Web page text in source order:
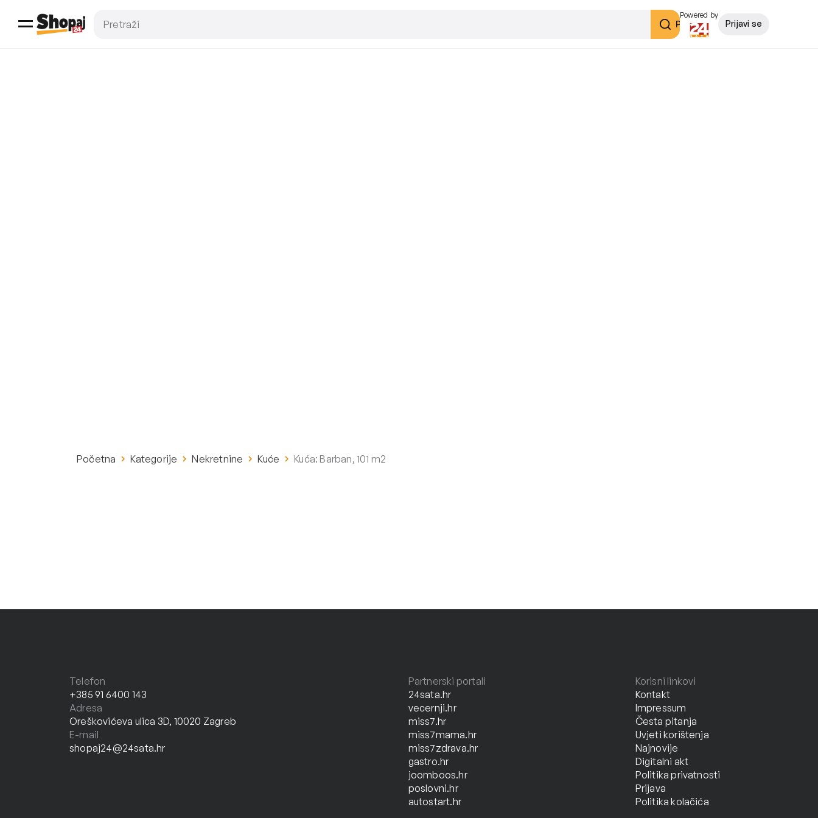
Pretraži
Powered by
Prijavi se
Početna Kategorije Nekretnine Kuće Kuća: Barban, 101 m2
Telefon
+385 91 6400 143
Adresa
Oreškovićeva ulica 3D, 10020 Zagreb
E-mail
shopaj24@24sata.hr
Partnerski portali
24sata.hr
vecernji.hr
miss7.hr
miss7mama.hr
miss7zdrava.hr
gastro.hr
joomboos.hr
poslovni.hr
autostart.hr
Korisni linkovi
Kontakt
Impressum
Česta pitanja
Uvjeti korištenja
Najnovije
Digitalni akt
Politika privatnosti
Prijava
Politika kolačića